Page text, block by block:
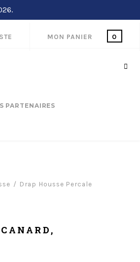
MON PANIER 0
PARTENAIRES
Drap Housse Percale